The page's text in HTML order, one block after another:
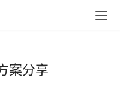
案分享